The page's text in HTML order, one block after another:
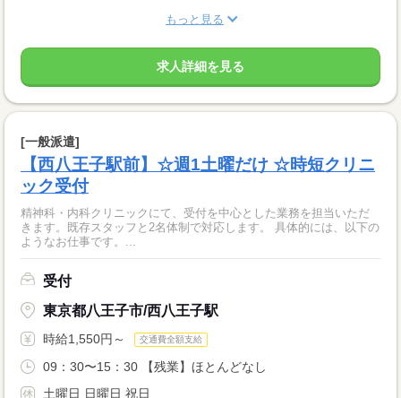
もっと見る
求人詳細を見る
[一般派遣]
【西八王子駅前】☆週1土曜だけ ☆時短クリニ
ック受付
精神科・内科クリニックにて、受付を中心とした業務を担当いただ
きます。既存スタッフと2名体制で対応します。 具体的には、以下の
ようなお仕事です。...
受付
東京都八王子市/西八王子駅
時給1,550円～ 交通費全額支給
09：30〜15：30 【残業】ほとんどなし
土曜日 日曜日 祝日